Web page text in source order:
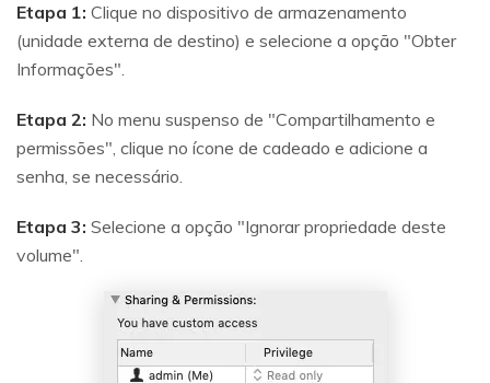
IA.
Teste Online
Etapa 1: Clique no dispositivo de armazenamento
(unidade externa de destino) e selecione a opção "Obter
Informações".
Etapa 2: No menu suspenso de "Compartilhamento e
permissões", clique no ícone de cadeado e adicione a
senha, se necessário.
Etapa 3: Selecione a opção "Ignorar propriedade deste
volume".